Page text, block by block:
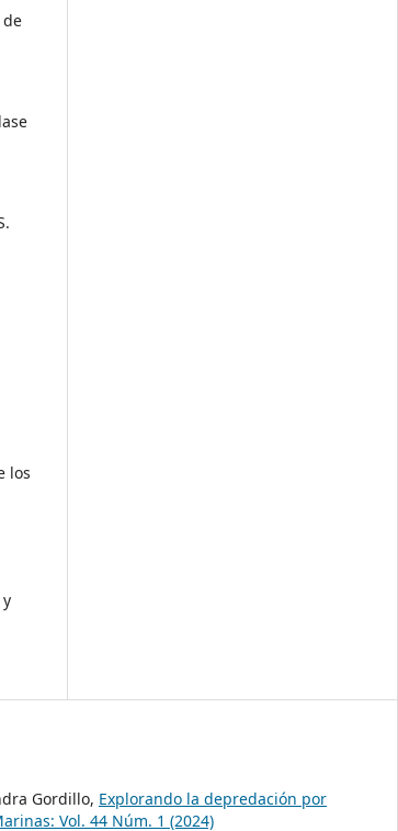
de
los
Gordillo, Explorando la depredación por
Vol. 44 Núm. 1 (2024)